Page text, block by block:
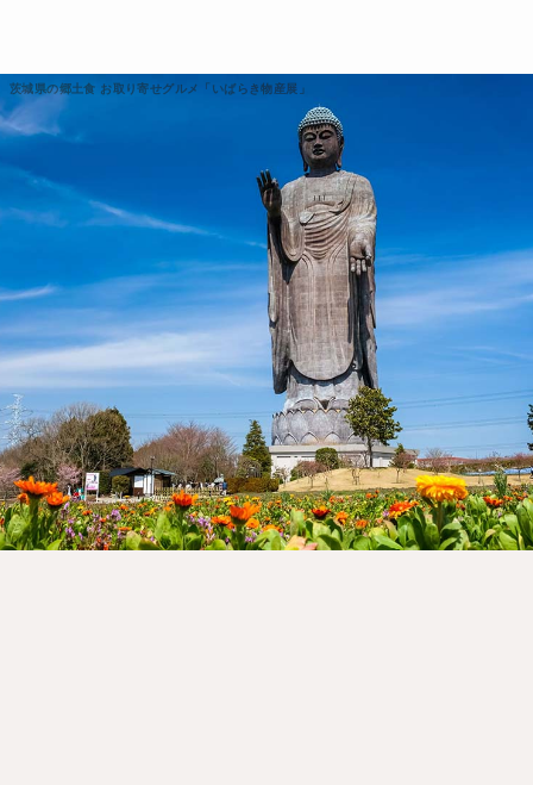
茨城県の郷土食 お取り寄せグルメ「いばらき物産展」